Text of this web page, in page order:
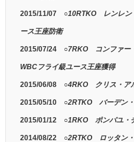
2015/11/07 ○10RTKO レンレン
ース王座防衛
2015/07/24 ○7RKO コンファー
WBCフライ級ユース王座獲得
2015/06/08 ○4RKO クリス・ア
2015/05/10 ○2RTKO バーデン
2015/01/12 ○1RKO ポンパユ・
2014/08/22 ○2RTKO ロッタン・